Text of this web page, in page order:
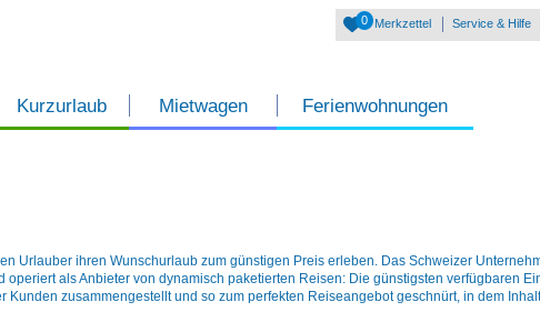
Kurzurlaub Mietwagen Ferienwohnungen
0 Merkzettel Service & Hilfe
Urlauber ihren Wunschurlaub zum günstigen Preis erleben. Das Schweizer
operiert als Anbieter von dynamisch paketierten Reisen: Die günstigsten verfügbaren
Kunden zusammengestellt und so zum perfekten Reiseangebot geschnürt, in dem